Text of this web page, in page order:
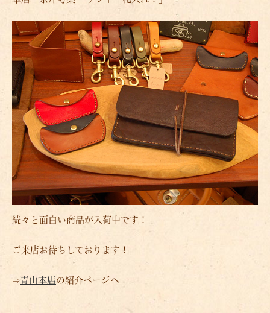
続々と面白い商品が入荷中です！
ご来店お待ちしております！
⇒青山本店の紹介ページへ